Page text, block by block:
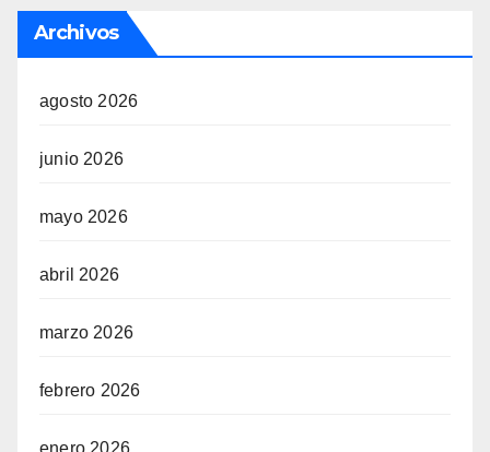
Archivos
agosto 2026
junio 2026
mayo 2026
abril 2026
marzo 2026
febrero 2026
enero 2026